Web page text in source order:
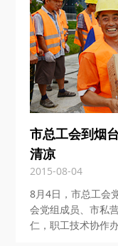
市总工会到烟
清凉
2015-08-04
8月4日，市总工会
会党组成员、市私
仁，职工技术协作